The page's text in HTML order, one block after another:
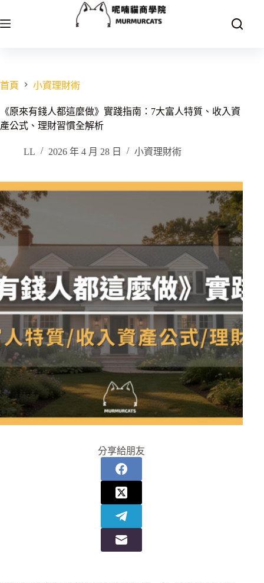
至
容
首頁 小資理財術
《原來有錢人都這麼做》實踐指南：7大富人特質、收入資
產公式、理財習慣全解析
LL 2026 年 4 月 28 日 小資理財術
分享給朋友